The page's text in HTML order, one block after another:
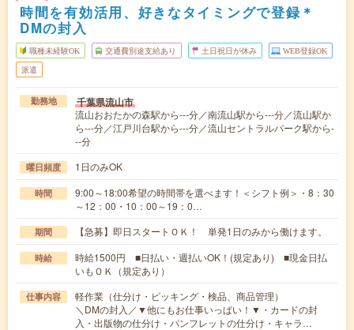
時間を有効活用、好きなタイミングで登録＊
DMの封入
職種未経験OK 交通費別途支給あり 土日祝日が休み WEB登録OK
派遣
勤務地 千葉県流山市
流山おおたかの森駅から---分／南流山駅から---分／流山駅か
ら---分／江戸川台駅から---分／流山セントラルパーク駅から-
--分
曜日頻度 1日のみOK
時間
9:00～18:00希望の時間帯を選べます！＜シフト例＞・8：30
～12：00・10：00～19：0…
期間 【急募】即日スタートＯＫ！ 単発1日のみから働けます。
時給
時給1500円 ■日払い・週払いOK！(規定あり) ■現金日払
いもＯＫ（規定あり）
仕事内容
軽作業（仕分け・ピッキング・検品、商品管理）
＼DMの封入／▼他にもお仕事いっぱい！▼・カードの封
入・出版物の仕分け・パンフレットの仕分け・キャラ…